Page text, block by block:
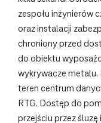
zespołu inżynierów
oraz instalacji
chroniony przed
do obiektu
wykrywacze
teren centrum
RTG. Dostęp do
przejściu przez